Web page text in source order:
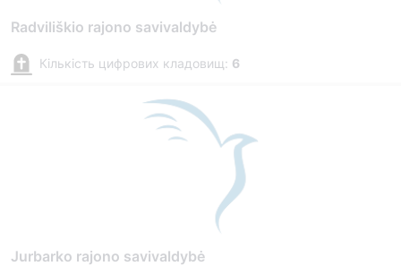
Radviliškio rajono savivaldybė
Кількість цифрових кладовищ: 6
Jurbarko rajono savivaldybė